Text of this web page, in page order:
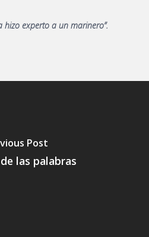
hizo experto a un marinero”.
Post
las palabras